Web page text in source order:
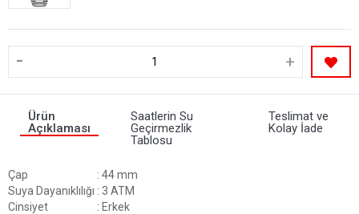
- +
Ürün
Açıklaması
Saatlerin Su
Geçirmezlik
Tablosu
Teslimat ve
Kolay İade
Çap
: 44 mm
Suya Dayanıklılığı : 3 ATM
Cinsiyet
: Erkek